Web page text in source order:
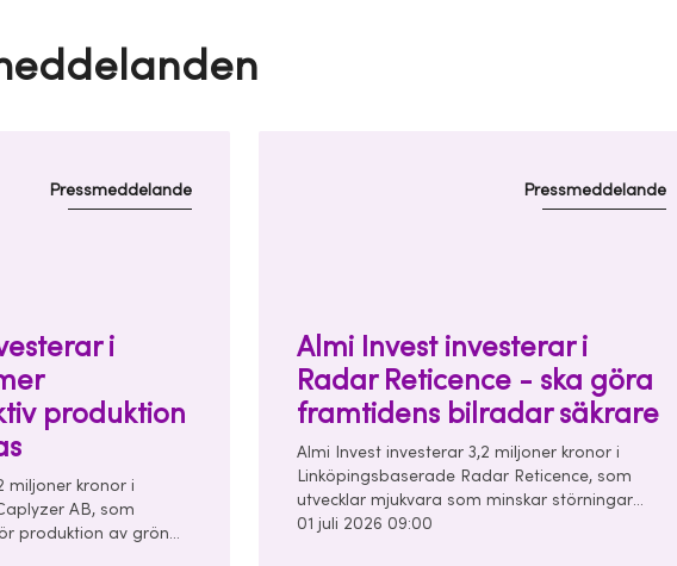
i
produktion
Pressmeddelande
miljoner kronor i
AB, som
produktion av grön
tillsammans med
Almi Invest investerar i
Radar Reticence - ska göra
framtidens bilradar säkrare
Pressmeddelande
Almi Invest investerar 3,2 miljoner kronor i
Linköpingsbaserade Radar Reticence, som
utvecklar mjukvara som minskar störningar
mellan bilars radarsystem. Investeringen görs
01 juli 2026 09:00